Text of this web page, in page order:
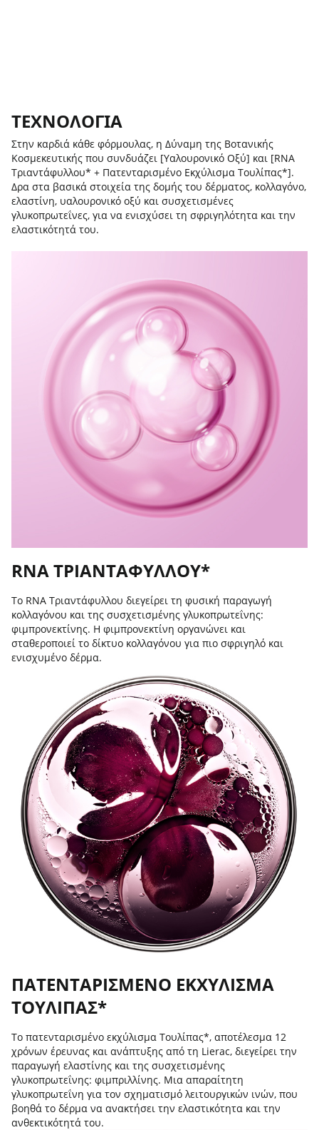
ΤΕΧΝΟΛΟΓΙΑ
Στην καρδιά κάθε φόρμουλας, η Δύναμη της Βοτανικής
Κοσμεκευτικής που συνδυάζει [Υαλουρονικό Οξύ] και [RNA
Τριαντάφυλλου* + Πατενταρισμένο Εκχύλισμα Τουλίπας*].
Δρα στα βασικά στοιχεία της δομής του δέρματος, κολλαγόνο,
ελαστίνη, υαλουρονικό οξύ και συσχετισμένες
γλυκοπρωτεΐνες, για να ενισχύσει τη σφριγηλότητα και την
ελαστικότητά του.
RNA ΤΡΙΑΝΤΑΦΥΛΛΟΥ*
Το RNA Τριαντάφυλλου διεγείρει τη φυσική παραγωγή
κολλαγόνου και της συσχετισμένης γλυκοπρωτεΐνης:
φιμπρονεκτίνης. Η φιμπρονεκτίνη οργανώνει και
σταθεροποιεί το δίκτυο κολλαγόνου για πιο σφριγηλό και
ενισχυμένο δέρμα.
ΠΑΤΕΝΤΑΡΙΣΜΕΝΟ ΕΚΧΥΛΙΣΜΑ
ΤΟΥΛΙΠΑΣ*
Το πατενταρισμένο εκχύλισμα Τουλίπας*, αποτέλεσμα 12
χρόνων έρευνας και ανάπτυξης από τη Lierac, διεγείρει την
παραγωγή ελαστίνης και της συσχετισμένης
γλυκοπρωτεΐνης: φιμπριλλίνης. Μια απαραίτητη
γλυκοπρωτεΐνη για τον σχηματισμό λειτουργικών ινών, που
βοηθά το δέρμα να ανακτήσει την ελαστικότητα και την
ανθεκτικότητά του.